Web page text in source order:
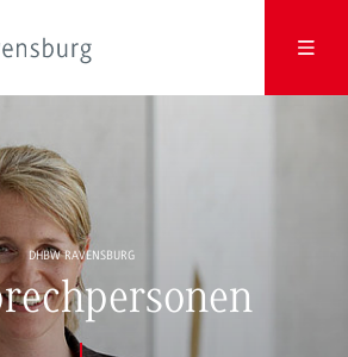
DHBW RAVENSBURG